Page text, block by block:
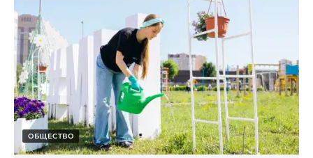
ОБЩЕСТВО